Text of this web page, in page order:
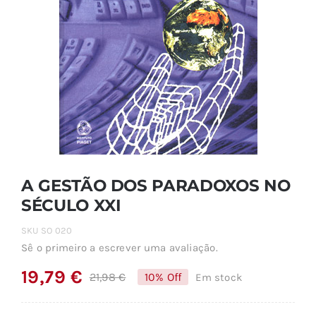
A GESTÃO DOS PARADOXOS NO
SÉCULO XXI
SKU SO 020
Sê o primeiro a escrever uma avaliação.
21,98€O
19,79€
O
10% Off Em stock